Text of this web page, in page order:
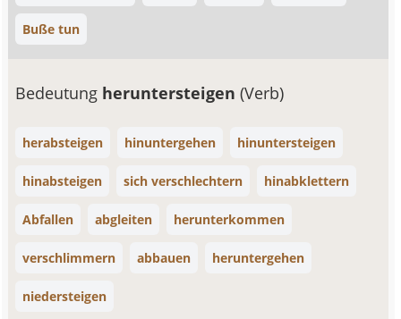
Buße tun
Bedeutung heruntersteigen(Verb)
herabsteigen hinuntergehen hinuntersteigen
hinabsteigen sich verschlechtern hinabklettern
Abfallen abgleiten herunterkommen
verschlimmern abbauen heruntergehen
niedersteigen